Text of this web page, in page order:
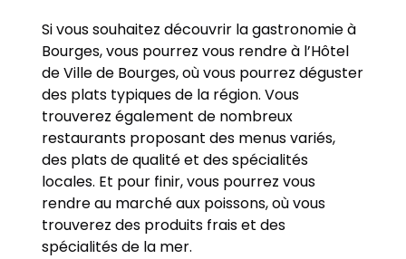
Si vous souhaitez découvrir la gastronomie à
Bourges, vous pourrez vous rendre à l’Hôtel
de Ville de Bourges, où vous pourrez déguster
des plats typiques de la région. Vous
trouverez également de nombreux
restaurants proposant des menus variés,
des plats de qualité et des spécialités
locales. Et pour finir, vous pourrez vous
rendre au marché aux poissons, où vous
trouverez des produits frais et des
spécialités de la mer.